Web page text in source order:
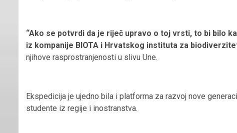
“Ako se potvrdi da je riječ upravo o toj vrsti, to bi bilo
iz kompanije BIOTA i Hrvatskog instituta za
njihove rasprostranjenosti u slivu Une.
Ekspedicija je ujedno bila i platforma za razvoj nove
studente iz regije i inostranstva.